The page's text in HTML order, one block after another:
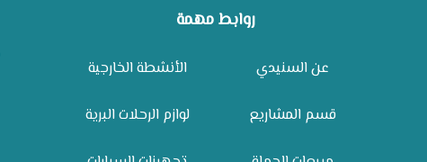
روابط مهمة
عن السنيدي
قسم المشاريع
الأنشطة الخارجية
لوازم الرحلات البرية